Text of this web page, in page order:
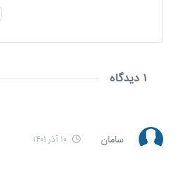
۱ دیدگاه
سامان ۱۰ آذر ۱۴۰۱